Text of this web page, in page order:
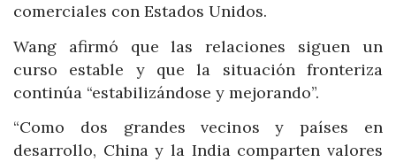
comerciales con Estados Unidos.
Wang afirmó que las relaciones siguen un
curso estable y que la situación fronteriza
continúa “estabilizándose y mejorando”.
“Como dos grandes vecinos y países en
desarrollo, China y la India comparten valores